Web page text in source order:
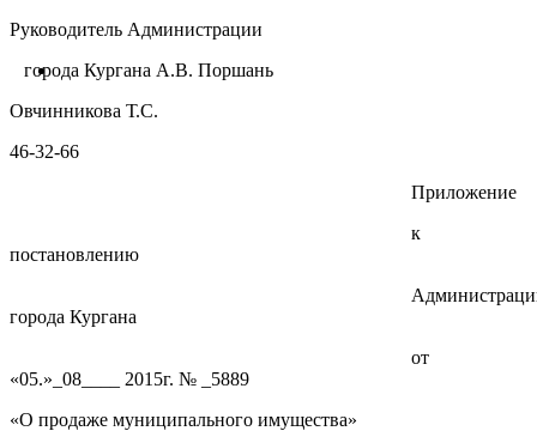
Руководитель Администрации
города Кургана А.В. Поршань
Овчинникова Т.С.
46-32-66
Приложение
к
постановлению
города Кургана
от
«05.»_08____ 2015г. № _5889
«О продаже муниципального имущества»